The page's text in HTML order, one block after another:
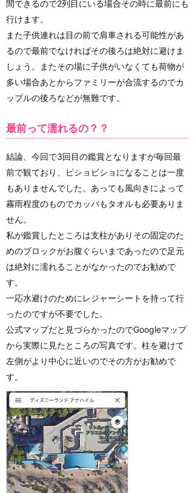
間できるので2列目にいる場合その時に最前にも
行けます。
また子供連れは目の前で肩車される可能性があ
るので最前でなければその後ろは絶対に避けま
しょう。またその場に子供がいなくても荷物が
多い場合あとからファミリーが合流するのでカ
ップルの後ろなどが無難です。
最前って濡れるの？？
結論、今回で3回目の鑑賞となりますが毎回最
前で観ており、ビショビショになることは一度
もありませんでした。あっても風向きによって
霧雨程度のものでカッパもタオルも必要ありま
せん。
私が鑑賞したところは支柱がありその固定のた
めのブロックがお腹ぐらいまであったので足元
は絶対に濡れることがなかったのでお勧めで
す。
一応水避けのためにレジャーシートを持って行
ったのですが不要でした。
公式マップだと見づらかったのでGoogleマップ
から実際に見たところの写真です。柱を避けて
左側がより中心に近いのでその方がお勧めで
す。